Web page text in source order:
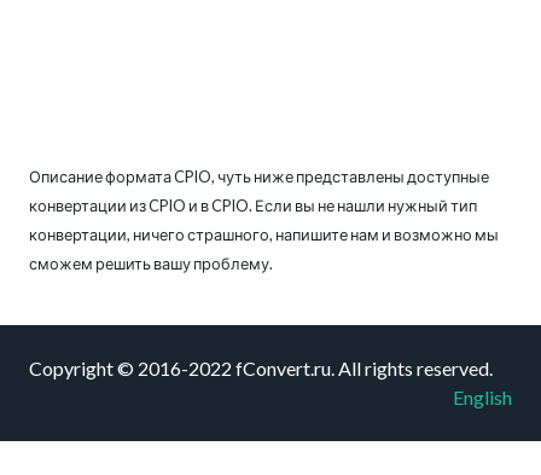
Описание формата CPIO, чуть ниже представлены доступные
конвертации из CPIO и в CPIO. Если вы не нашли нужный тип
конвертации, ничего страшного, напишите нам и возможно мы
сможем решить вашу проблему.
Copyright © 2016-2022 fConvert.ru. All rights reserved.
English